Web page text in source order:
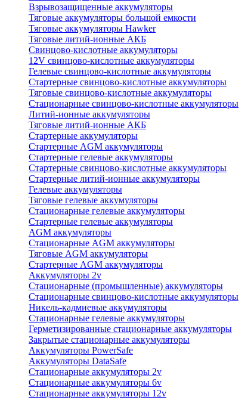
Взрывозащищенные аккумуляторы
Тяговые аккумуляторы большой емкости
Тяговые аккумуляторы Hawker
Тяговые литий-ионные АКБ
Свинцово-кислотные аккумуляторы
12V свинцово-кислотные аккумуляторы
Гелевые свинцово-кислотные аккумуляторы
Стартерные свинцово-кислотные аккумуляторы
Тяговые свинцово-кислотные аккумуляторы
Стационарные свинцово-кислотные аккумуляторы
Литий-ионные аккумуляторы
Тяговые литий-ионные АКБ
Стартерные аккумуляторы
Стартерные AGM аккумуляторы
Стартерные гелевые аккумуляторы
Стартерные свинцово-кислотные аккумуляторы
Стартерные литий-ионные аккумуляторы
Гелевые аккумуляторы
Тяговые гелевые аккумуляторы
Стационарные гелевые аккумуляторы
Стартерные гелевые аккумуляторы
AGM аккумуляторы
Стационарные AGM аккумуляторы
Тяговые AGM аккумуляторы
Стартерные AGM аккумуляторы
Аккумуляторы 2v
Стационарные (промышленные) аккумуляторы
Стационарные свинцово-кислотные аккумуляторы
Никель-кадмиевые аккумуляторы
Стационарные гелевые аккумуляторы
Герметизированные стационарные аккумуляторы
Закрытые стационарные аккумуляторы
Аккумуляторы PowerSafe
Аккумуляторы DataSafe
Стационарные аккумуляторы 2v
Стационарные аккумуляторы 6v
Стационарные аккумуляторы 12v